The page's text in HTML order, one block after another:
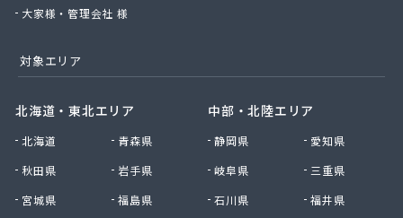
有限会社大西太商店
有限会社中武商事
有限会社長瀬商店
有限会社白石一商会
有限会社福田酸素商会 プロパン部
有限会社兵頭燃料店
有限会社豊後屋瓦斯
大家様・管理会社 様
対象エリア
北海道・東北エリア
北海道
青森県
秋田県
岩手県
宮城県
福島県
中部・北陸エリア
静岡県
愛知県
岐阜県
三重県
石川県
福井県